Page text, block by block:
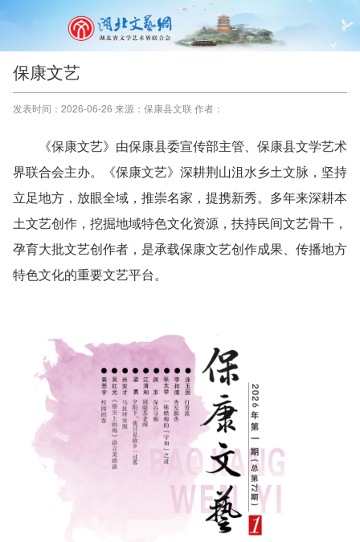
保康文艺
发表时间：2026-06-26 来源：保康县文联 作者：
《保康文艺》由保康县委宣传部主管、保康县文学艺术
界联合会主办。《保康文艺》深耕荆山沮水乡土文脉，坚持
立足地方，放眼全域，推崇名家，提携新秀。多年来深耕本
土文艺创作，挖掘地域特色文化资源，扶持民间文艺骨干，
孕育大批文艺创作者，是承载保康文艺创作成果、传播地方
特色文化的重要文艺平台。